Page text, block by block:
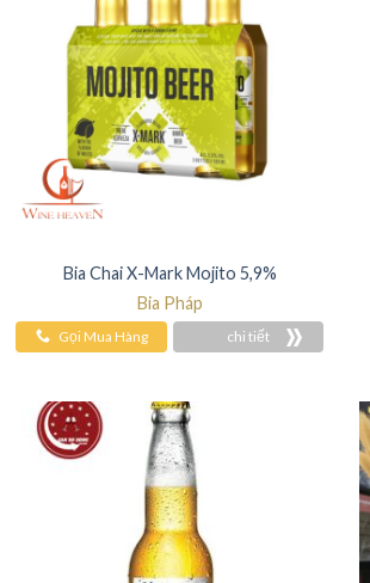
Bia Chai X-Mark Mojito 5,9%
Bia Pháp
Gọi Mua Hàng chi tiết